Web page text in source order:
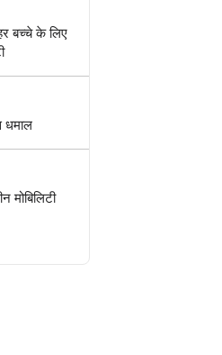
बच्चे के लिए
धमाल
मोबिलिटी